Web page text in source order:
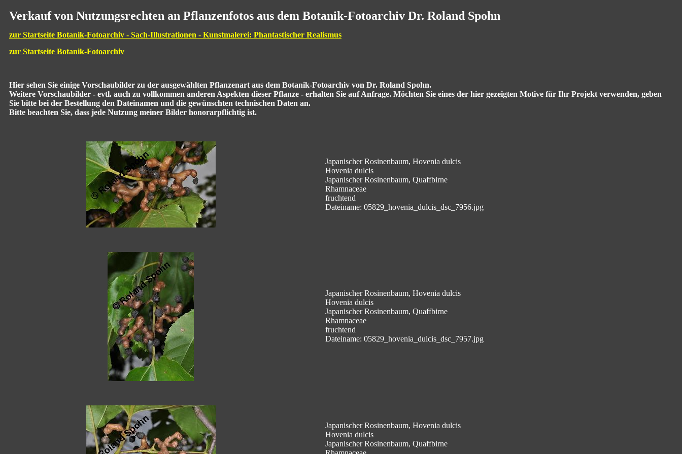
Verkauf von Nutzungsrechten an Pflanzenfotos aus dem Botanik-Fotoarchiv Dr. Roland Spohn
zur Startseite Botanik-Fotoarchiv - Sach-Illustrationen - Kunstmalerei: Phantastischer Realismus
zur Startseite Botanik-Fotoarchiv
Hier sehen Sie einige Vorschaubilder zu der ausgewählten Pflanzenart aus dem Botanik-Fotoarchiv von Dr. Roland Spohn.
Weitere Vorschaubilder - evtl. auch zu vollkommen anderen Aspekten dieser Pflanze - erhalten Sie auf Anfrage. Möchten Sie eines der hier gezeigten Motive für Ihr Projekt verwenden, geben
Sie bitte bei der Bestellung den Dateinamen und die gewünschten technischen Daten an.
Bitte beachten Sie, dass jede Nutzung meiner Bilder honorarpflichtig ist.
Japanischer Rosinenbaum, Hovenia dulcis
Hovenia dulcis
Japanischer Rosinenbaum, Quaffbirne
Rhamnaceae
fruchtend
Dateiname: 05829_hovenia_dulcis_dsc_7956.jpg
Japanischer Rosinenbaum, Hovenia dulcis
Hovenia dulcis
Japanischer Rosinenbaum, Quaffbirne
Rhamnaceae
fruchtend
Dateiname: 05829_hovenia_dulcis_dsc_7957.jpg
Japanischer Rosinenbaum, Hovenia dulcis
Hovenia dulcis
Japanischer Rosinenbaum, Quaffbirne